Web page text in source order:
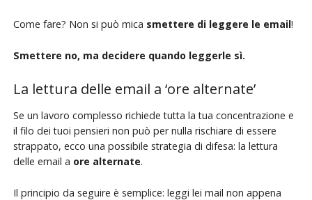
Come fare? Non si può mica smettere di leggere le email!
Smettere no, ma decidere quando leggerle sì.
La lettura delle email a ‘ore alternate’
Se un lavoro complesso richiede tutta la tua concentrazione e
il filo dei tuoi pensieri non può per nulla rischiare di essere
strappato, ecco una possibile strategia di difesa: la lettura
delle email a ore alternate.
Il principio da seguire è semplice: leggi lei mail non appena